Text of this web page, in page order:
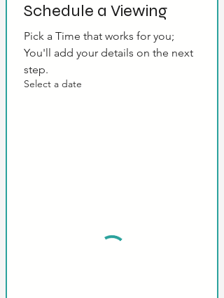
Schedule a Viewing
Pick a Time that works for you;
You'll add your details on the next
step.
Select a date